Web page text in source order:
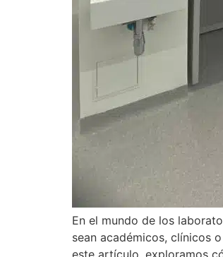
En el mundo de los
sean académicos, clínicos
este artículo, exploramos